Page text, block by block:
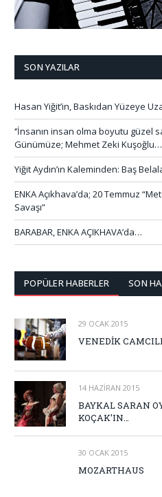
SON YAZILAR
Hasan Yiğit’in, Baskıdan Yüzeye
‘’İnsanın insan olma boyutu güzel
Günümüze; Mehmet Zeki Kuşoğlu…
Yiğit Aydın’ın Kaleminden: Baş
ENKA Açıkhava’da; 20 Temmuz
Savaşı”
BARABAR, ENKA AÇIKHAVA’da…
POPÜLER HABERLER SON
29 OCAK 2015
VENEDİK
14 HAZIRAN 2015
BAYKAL SARAN
KOÇAK’IN…
30 OCAK 2015
MOZARTHAUS